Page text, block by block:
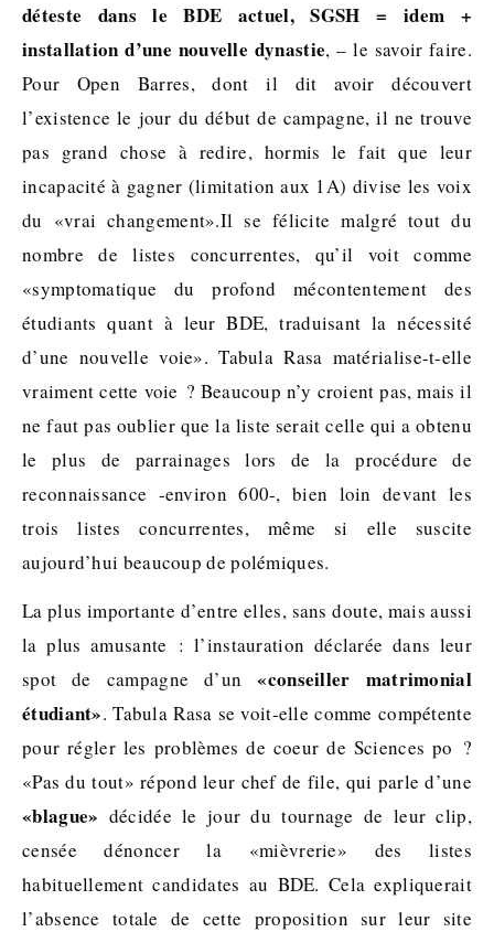
déteste dans le BDE actuel, SGSH = idem +
installation d’une nouvelle dynastie, – le savoir faire.
Pour Open Barres, dont il dit avoir découvert
l’existence le jour du début de campagne, il ne trouve
pas grand chose à redire, hormis le fait que leur
incapacité à gagner (limitation aux 1A) divise les voix
du «vrai changement».Il se félicite malgré tout du
nombre de listes concurrentes, qu’il voit comme
«symptomatique du profond mécontentement des
étudiants quant à leur BDE, traduisant la nécessité
d’une nouvelle voie». Tabula Rasa matérialise-t-elle
vraiment cette voie ? Beaucoup n’y croient pas, mais il
ne faut pas oublier que la liste serait celle qui a obtenu
le plus de parrainages lors de la procédure de
reconnaissance -environ 600-, bien loin devant les
trois listes concurrentes, même si elle suscite
aujourd’hui beaucoup de polémiques.
La plus importante d’entre elles, sans doute, mais aussi
la plus amusante : l’instauration déclarée dans leur
spot de campagne d’un«conseiller matrimonial
étudiant». Tabula Rasa se voit-elle comme compétente
pour régler les problèmes de coeur de Sciences po ?
«Pas du tout» répond leur chef de file, qui parle d’une
«blague» décidée le jour du tournage de leur clip,
censée dénoncer la «mièvrerie» des listes
habituellement candidates au BDE. Cela expliquerait
l’absence totale de cette proposition sur leur site